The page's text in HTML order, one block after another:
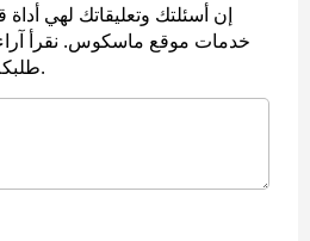
إن أسئلتك وتعليقاتك لهي
خدمات موقع ماسكوس. نقرأ
طلبكم في أسرع وقت ممكن.